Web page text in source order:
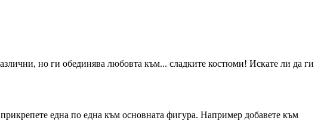
но ги обединява любовта към... сладките костюми! Искате ли да ги
една по една към основната фигура. Например добавете към